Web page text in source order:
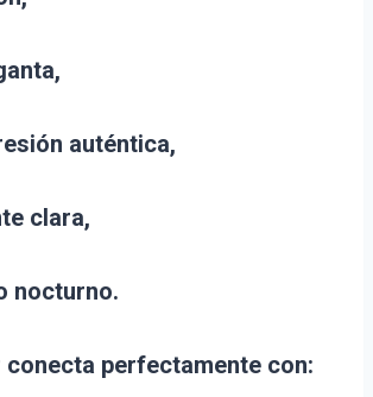
auténtica,
clara,
nocturno.
conecta perfectamente con: